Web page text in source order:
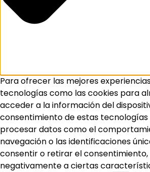
Para ofrecer las mejores
tecnologías como las cookies para
acceder a la información del
consentimiento de estas
procesar datos como el
navegación o las identificaciones
consentir o retirar el
negativamente a ciertas